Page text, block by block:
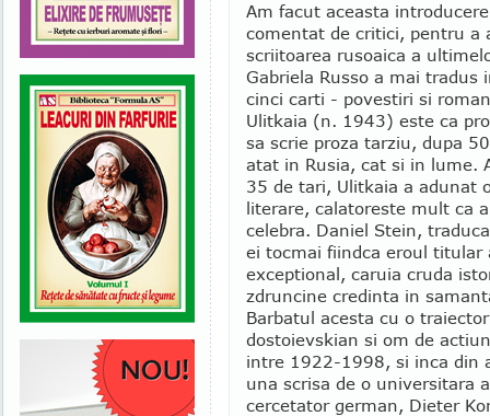
Am facut aceasta
comentat de critici, pentru a
scriitoarea rusoaica a
Gabriela Russo a mai
cinci carti - povestiri si
Ulitkaia (n. 1943) este ca
sa scrie proza tarziu, dupa
atat in Rusia, cat si in lume.
35 de tari, Ulitkaia a adunat
literare, calatoreste mult ca
celebra. Daniel Stein,
ei tocmai fiindca eroul
exceptional, caruia cruda
zdruncine credinta in
Barbatul acesta cu o
dostoievskian si om de
intre 1922-1998, si inca din
una scrisa de o universitara
cercetator german, Dieter